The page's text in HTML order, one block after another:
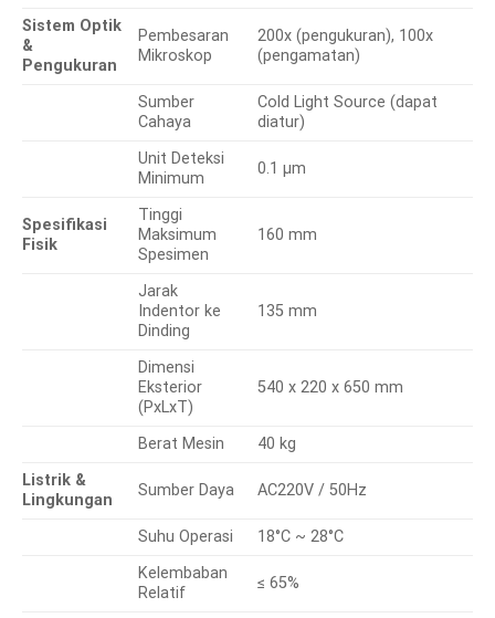
Sistem Optik
&
Pengukuran
Pembesaran
Mikroskop
200x (pengukuran), 100x
(pengamatan)
Sumber
Cahaya
Cold Light Source (dapat
diatur)
Unit Deteksi
Minimum
0.1 μm
Spesifikasi
Fisik
Tinggi
Maksimum
Spesimen
160 mm
Jarak
Indentor ke
Dinding
135 mm
Dimensi
Eksterior
(PxLxT)
540 x 220 x 650 mm
Berat Mesin
40 kg
Listrik &
Lingkungan
Sumber Daya AC220V / 50Hz
Suhu Operasi
18°C ~ 28°C
Kelembaban
Relatif
≤ 65%